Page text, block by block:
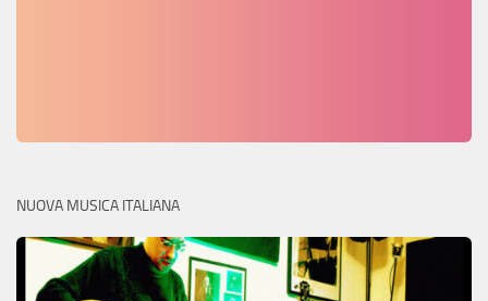
NUOVA MUSICA ITALIANA